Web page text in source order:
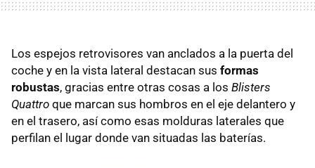
Los espejos retrovisores van anclados a la puerta del
coche y en la vista lateral destacan sus formas
robustas, gracias entre otras cosas a los Blisters
Quattro que marcan sus hombros en el eje delantero y
en el trasero, así como esas molduras laterales que
perfilan el lugar donde van situadas las baterías.